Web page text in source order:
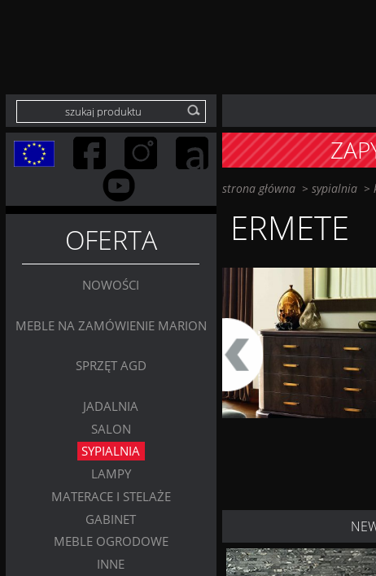
OFERTA
NOWOŚCI
MEBLE NA ZAMÓWIENIE MARION
SPRZĘT AGD
JADALNIA
SALON
SYPIALNIA
LAMPY
MATERACE I STELAŻE
GABINET
MEBLE OGRODOWE
INNE
strona główna> sypialnia>
ERMETE